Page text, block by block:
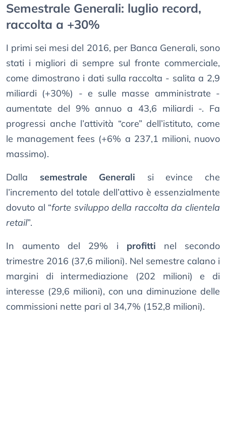
Semestrale Generali: luglio record,
raccolta a +30%
I primi sei mesi del 2016, per Banca Generali, sono
stati i migliori di sempre sul fronte commerciale,
come dimostrano i dati sulla raccolta - salita a 2,9
miliardi (+30%) - e sulle masse amministrate -
aumentate del 9% annuo a 43,6 miliardi -. Fa
progressi anche l’attività “core” dell’istituto, come
le management fees (+6% a 237,1 milioni, nuovo
massimo).
Dalla semestrale Generali si evince che
l’incremento del totale dell’attivo è essenzialmente
dovuto al “forte sviluppo della raccolta da clientela
retail”.
In aumento del 29% i profitti nel secondo
trimestre 2016 (37,6 milioni). Nel semestre calano i
margini di intermediazione (202 milioni) e di
interesse (29,6 milioni), con una diminuzione delle
commissioni nette pari al 34,7% (152,8 milioni).